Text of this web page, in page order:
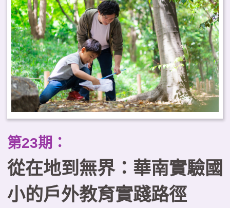
工作為戶外教育的推動基地，自
2021年起即成立戀戀大湖學教師
社群，致力推動戶外教育系列課
程。透過自編教材、戶外走讀、科
技融入等多重策略，進而推動社區
結合、跨校合作、國際交流。本文
育創新的實施與經驗，期望為戶外
教育提供具體啟發。
第23期：
從在地到無界：華南實驗國
小的戶外教育實踐路徑